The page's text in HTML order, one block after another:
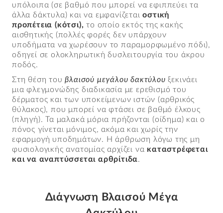
υπόλοιπα (σε βαθμό που μπορεί να εφιππεύει τα
άλλα δάκτυλα) και να εμφανίζεταιοστική
προπέτεια (κότσι), το οποίο εκτός της κακής
αισθητικής (πολλές φορές δεν υπάρχουν
υποδήματα να χωρέσουν το παραμορφωμένο πόδι),
οδηγεί σε ολοκληρωτική δυσλειτουργία του άκρου
ποδός.
Στη θέση τουβλαισού μεγάλου δακτύλου ξεκινάει
μια φλεγμονώδης διαδικασία με ερεθισμό του
δέρματος και των υποκείμενων ιστών (αρθρικός
θύλακος), που μπορεί να φτάσει σε βαθμό έλκους
(πληγή). Τα μαλακά μόρια πρήζονται (οίδημα) και ο
πόνος γίνεται μόνιμος, ακόμα και χωρίς την
εφαρμογή υποδημάτων. Η άρθρωση λόγω της μη
φυσιολογικής ανατομίας αρχίζει να καταστρέφεται
και να αναπτύσσεται αρθρίτιδα.
Διάγνωση Βλαισού Μέγα